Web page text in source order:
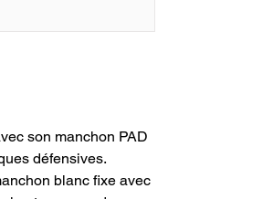
son manchon PAD
défensives.
blanc fixe avec